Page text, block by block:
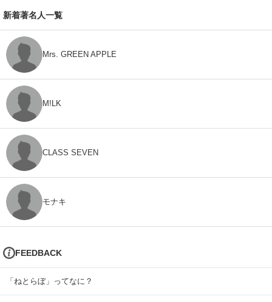
新着著名人一覧
Mrs. GREEN APPLE
M!LK
CLASS SEVEN
モナキ
FEEDBACK
「ねとらぼ」ってなに？